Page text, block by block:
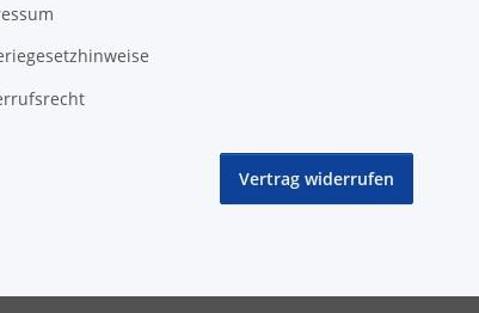
Vertrag widerrufen